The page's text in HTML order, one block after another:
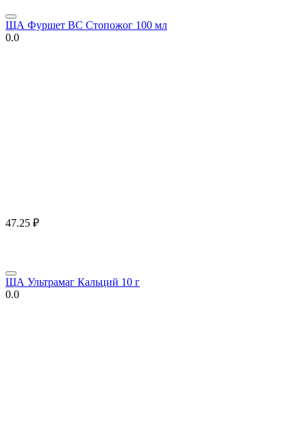
ЩА Фуршет ВС Стопожог 100 мл
0.0
47.25 ₽
ЩА Ультрамаг Кальций 10 г
0.0